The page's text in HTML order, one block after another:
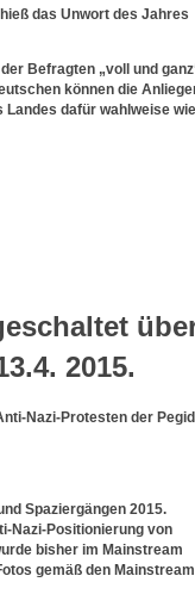
das Unwort des Jahres
Befragten „voll und
können die
Landes dafür wahlweise wie
2015.
Nazi-Protesten der
Spaziergängen 2015.
Nazi-Positionierung von
bisher im Mainstream
gemäß den